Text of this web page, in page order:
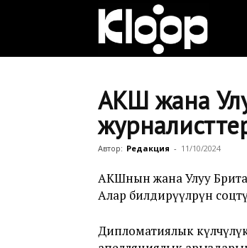
АКШ жана
Автор: Редакция - 11/10/2024
АКШнын жана Улуу
Алар билдирүүлөрүн
Дипломатиялык